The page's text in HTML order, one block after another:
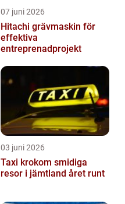
07 juni 2026
Hitachi grävmaskin för
effektiva
entreprenadprojekt
03 juni 2026
Taxi krokom smidiga
resor i jämtland året runt